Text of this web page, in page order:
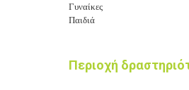
Γυναίκες
Παιδιά
Περιοχή